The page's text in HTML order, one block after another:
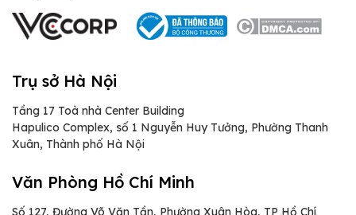
Trụ sở Hà Nội
Tầng 17 Toà nhà Center Building
Hapulico Complex, số 1 Nguyễn Huy Tưởng, Phường Thanh
Xuân, Thành phố Hà Nội
Văn Phòng Hồ Chí Minh
Số 127, Đường Võ Văn Tần, Phường Xuân Hòa, TP Hồ Chí